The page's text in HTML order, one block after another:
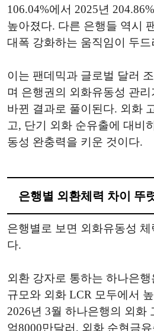
106.04%에서 2025년
높아졌다. 다른 은행들 역시
대폭 강화하는 움직임이 두드
이는 팬데믹과 글로벌 달러
며 은행권의 외화유동성 관
바뀐 결과로 풀이된다. 외화
고, 단기 외화 순유출에 대비
동성 완충력을 키운 것이다.
은행별 외환체력 차이 뚜
은행별로 보면 외화유동성
다.
외환 강자로 통하는 하나은
규모와 외화 LCR 모두에서
2026년 3월 하나은행의 외화
억8000만달러, 외화 순현금